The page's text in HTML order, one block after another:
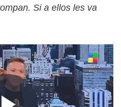
Si a ellos les va